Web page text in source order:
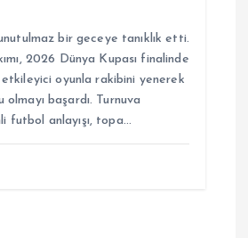
bir geceye tanıklık etti.
2026 Dünya Kupası finalinde
oyunla rakibini yenerek
olmayı başardı. Turnuva
futbol anlayışı, topa…